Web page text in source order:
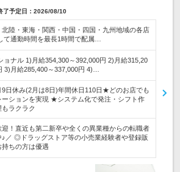
予定日：2026/08/10
陸・東海・関西・中国・四国・九州地域の各店
通勤時間を最長1時間で配属…
ョナル 1)月給354,300～392,000円 2)月給315,20
3)月給285,400～337,000円 4)…
日休み(2月は8日)年間休日110日★どのお店でも
ーションを実現 ★システム化で発注・シフト作
ラクラク
迎！直近も第二新卒や全くの異業種からの転職者
♪／ ◎ドラッグストア等の小売業経験者や登録販
ちの方は優遇